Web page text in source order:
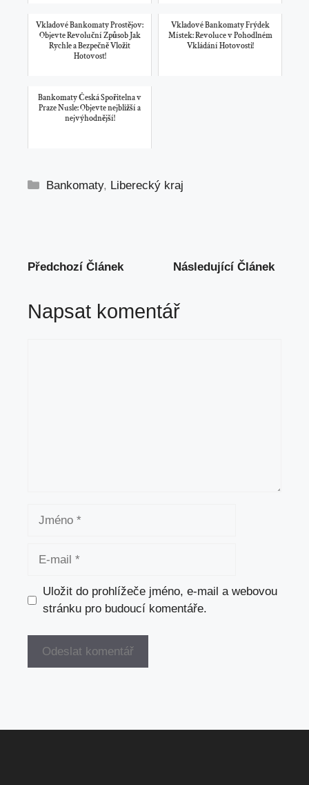
Vkladové Bankomaty Prostějov:
Objevte Revoluční Způsob Jak
Rychle a Bezpečně Vložit
Hotovost!
Vkladové Bankomaty Frýdek
Místek: Revoluce v Pohodlném
Vkládání Hotovosti!
Bankomaty Česká Spořitelna v
Praze Nusle: Objevte nejbližší a
nejvýhodnější!
Rubriky
Bankomaty, Liberecký kraj
Předchozí Článek Následující Článek
Napsat komentář
Jméno
Uložit do prohlížeče jméno, e-mail a webovou
stránku pro budoucí komentáře.